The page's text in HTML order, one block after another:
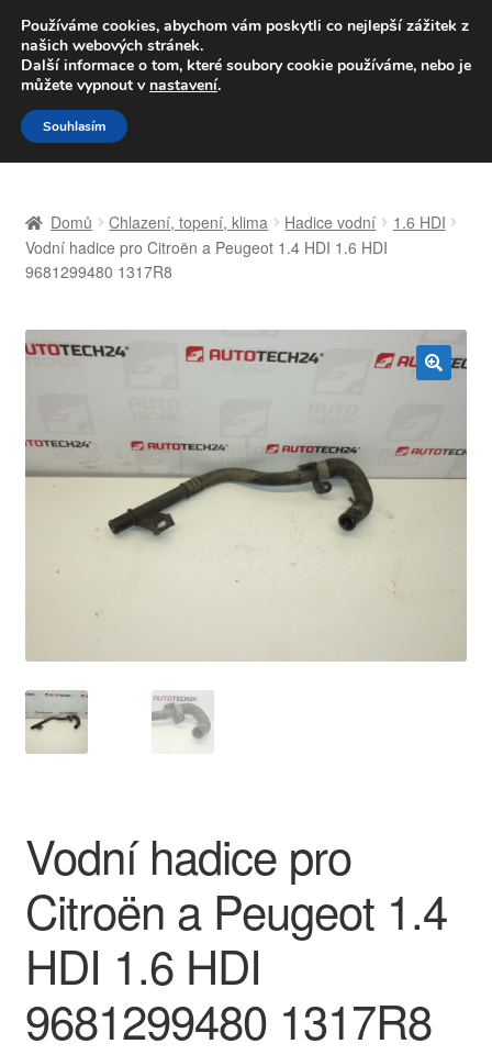
DOPRAVA od 139,-Kč
Volejte po-pá 9-16 704 494 494
Přeskočit
na
navigaci
Přejít
k
obsahu
Celosvětová doprava
Kontakt
Můj účet
Platby
Reklamační řád
Vrakoviště Citroën
Domů Chlazení, topení, klima Hadice vodní
1.6 HDI
Vodní hadice pro Citroën a Peugeot 1.4 HDI 1.6 HDI
9681299480 1317R8
Vodní hadice pro
Citroën a Peugeot 1.4
HDI 1.6 HDI
9681299480 1317R8
Používáme cookies, abychom vám poskytli co nejlepší zážitek z
našich webových stránek.
Další informace o tom, které soubory cookie používáme, nebo je
můžete vypnout v nastavení.
Souhlasím